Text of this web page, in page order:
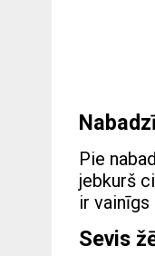
Pie
jebkurš
ir
Sevis